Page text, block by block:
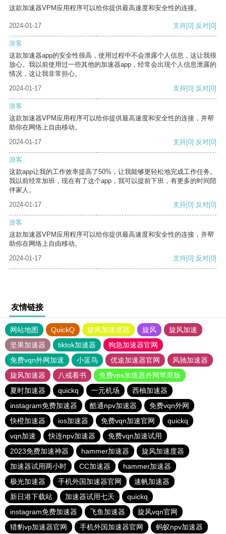
这款加速器VPM应用程序可以给你提供最高速度和安全性的连接。
2024-01-17 支持[0] 反对[0]
游客
这款加速器app的安全性很高，使用过程中不会泄露个人信息，这让我很
放心。我以前使用过一些其他的加速器app，经常会出现个人信息泄露的
情况，这让我非常担心。
2024-01-17
支持[0] 反对[0]
游客
这款加速器VPM应用程序可以给你提供最高速度和安全性的连接，并帮
助你在网络上自由移动。
2024-01-17
支持[0] 反对[0]
游客
这款app让我的工作效率提高了50%，让我能够更轻松地完成工作任务。
我以前经常加班，现在有了这个app，我可以提前下班，有更多的时间陪
伴家人。
2024-01-17
支持[0] 反对[0]
游客
这款加速器VPM应用程序可以给你提供最高速度和安全性的连接，并帮
助你在网络上自由移动。
2024-01-17
支持[0] 反对[0]
友情链接
网站地图 QuickQ 旋风加速度器 旋风
旋风加速
坚果加速器
tiktok加速器
狗急加速器官网
免费vqn外网加速
小蓝鸟 优途加速器官网
风驰加速器
旋风加速器
八戒看书
免费vps加速器外网苹果版
夏时加速器
quickq 一元机场
西柚加速器
instagram免费加速器
酷通npv加速器
免费vqn外网
快橙加速器
ios加速器 免费vqn加速官网
quickq
vqn加速
快连npv加速器
免费vqn加速试用
2023免费加速神器
hammer加速器
旋风加速度器
加速器试用两小时
CC加速器
hammer加速器
极光加速器
手机外国加速器官网
速帆加速器
新日港下载站
加速器试用七天
quickq
instagram免费加速器
飞鱼加速器
旋风vqn官网
猎豹vp加速器官网
手机外国加速器官网 蚂蚁npv加速器